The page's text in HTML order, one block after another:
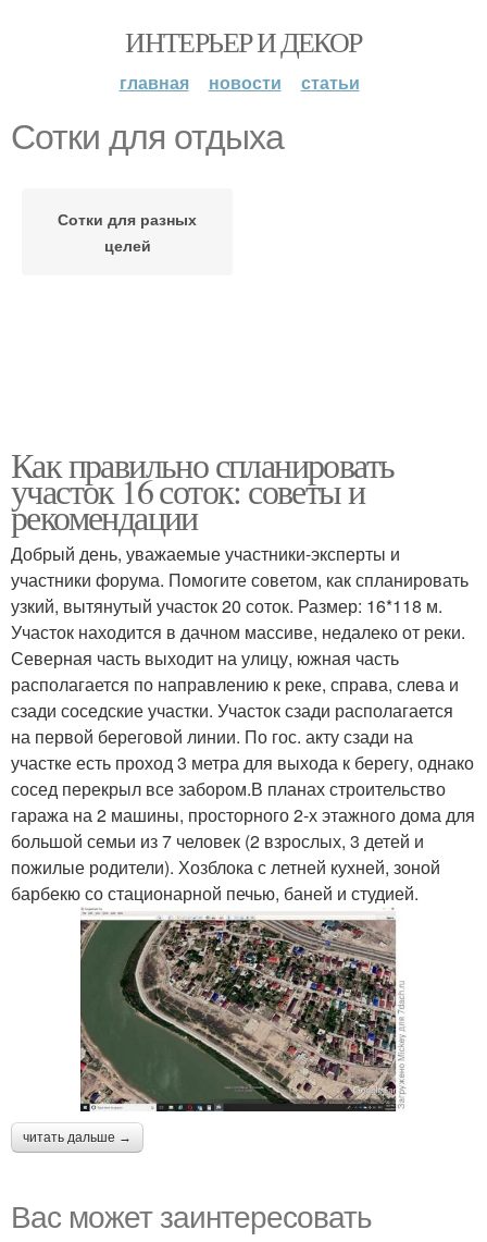
ИНТЕРЬЕР И ДЕКОР
главная новости статьи
Сотки для отдыха
Сотки для разных
целей
Как правильно спланировать
участок 16 соток: советы и
рекомендации
Добрый день, уважаемые участники-эксперты и
участники форума. Помогите советом, как спланировать
узкий, вытянутый участок 20 соток. Размер: 16*118 м.
Участок находится в дачном массиве, недалеко от реки.
Северная часть выходит на улицу, южная часть
располагается по направлению к реке, справа, слева и
сзади соседские участки. Участок сзади располагается
на первой береговой линии. По гос. акту сзади на
участке есть проход 3 метра для выхода к берегу, однако
сосед перекрыл все забором.В планах строительство
гаража на 2 машины, просторного 2-х этажного дома для
большой семьи из 7 человек (2 взрослых, 3 детей и
пожилые родители). Хозблока с летней кухней, зоной
барбекю со стационарной печью, баней и студией.
читать дальше →
Вас может заинтересовать